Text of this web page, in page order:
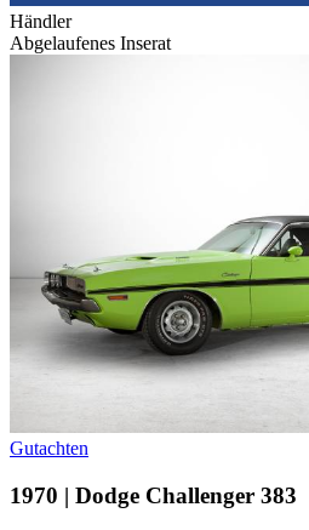
Händler
Abgelaufenes Inserat
Gutachten
1970 | Dodge Challenger 383